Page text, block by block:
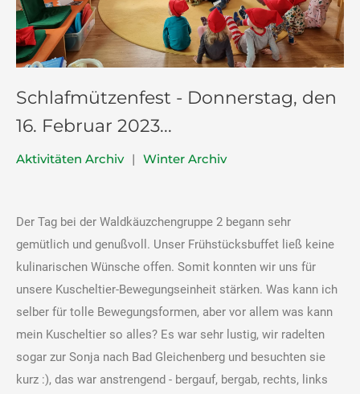
Schlafmützenfest - Donnerstag, den
16. Februar 2023...
Aktivitäten Archiv | Winter Archiv
Der Tag bei der Waldkäuzchengruppe 2 begann sehr
gemütlich und genußvoll. Unser Frühstücksbuffet ließ keine
kulinarischen Wünsche offen. Somit konnten wir uns für
unsere Kuscheltier-Bewegungseinheit stärken. Was kann ich
selber für tolle Bewegungsformen, aber vor allem was kann
mein Kuscheltier so alles? Es war sehr lustig, wir radelten
sogar zur Sonja nach Bad Gleichenberg und besuchten sie
kurz :), das war anstrengend - bergauf, bergab, rechts, links